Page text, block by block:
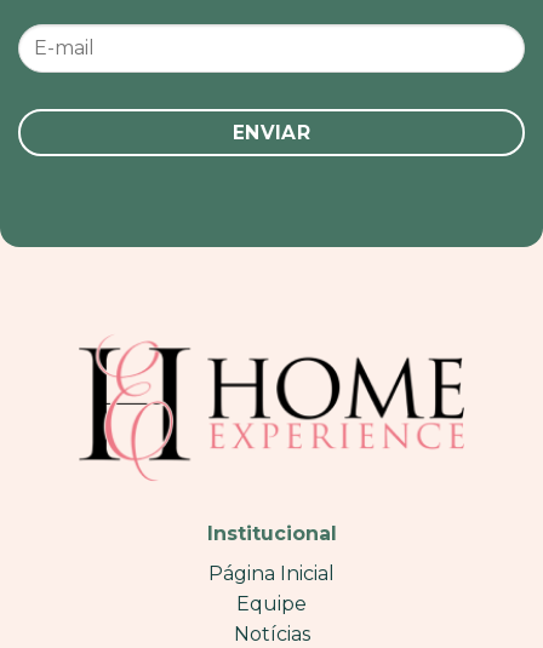
Institucional
Página Inicial
Equipe
Notícias